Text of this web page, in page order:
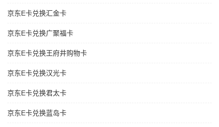
京东E卡兑换汇金卡
京东E卡兑换广聚福卡
京东E卡兑换王府井购物卡
京东E卡兑换汉光卡
京东E卡兑换君太卡
京东E卡兑换蓝岛卡